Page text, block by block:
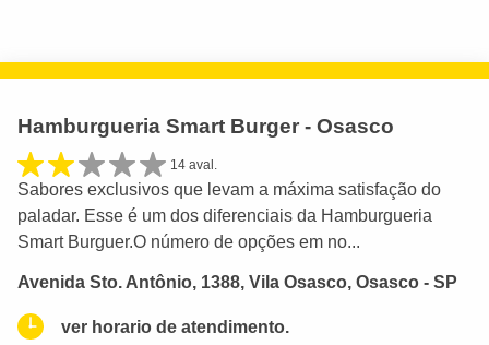
Hamburgueria Smart Burger - Osasco
14 aval.
Sabores exclusivos que levam a máxima satisfação do
paladar. Esse é um dos diferenciais da Hamburgueria
Smart Burguer.O número de opções em no...
Avenida Sto. Antônio, 1388, Vila Osasco, Osasco - SP
ver horario de atendimento.